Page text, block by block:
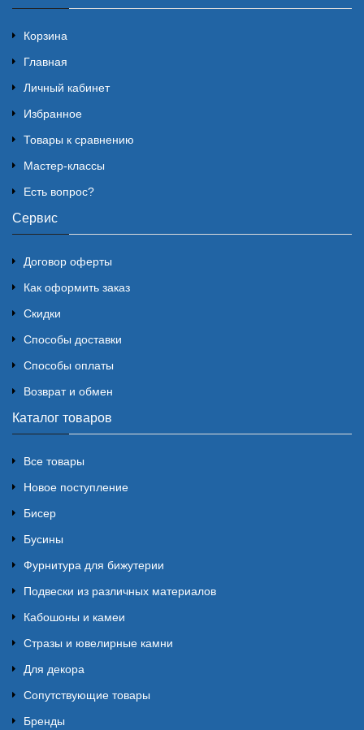
Корзина
Главная
Личный кабинет
Избранное
Товары к сравнению
Мастер-классы
Есть вопрос?
Сервис
Договор оферты
Как оформить заказ
Скидки
Способы доставки
Способы оплаты
Возврат и обмен
Каталог товаров
Все товары
Новое поступление
Бисер
Бусины
Фурнитура для бижутерии
Подвески из различных материалов
Кабошоны и камеи
Стразы и ювелирные камни
Для декора
Сопутствующие товары
Бренды